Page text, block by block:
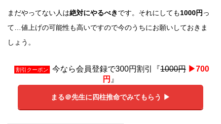
まだやってない人は絶対にやるべきです。それにしても1000円 っ
て…値上げの可能性も高いですので今のうちにお願いしておきま
しょう。
割引クーポン 今なら会員登録で300円割引『1000円 ▶︎700
円 』
まる＠先生に四柱推命でみてもらう ▶︎